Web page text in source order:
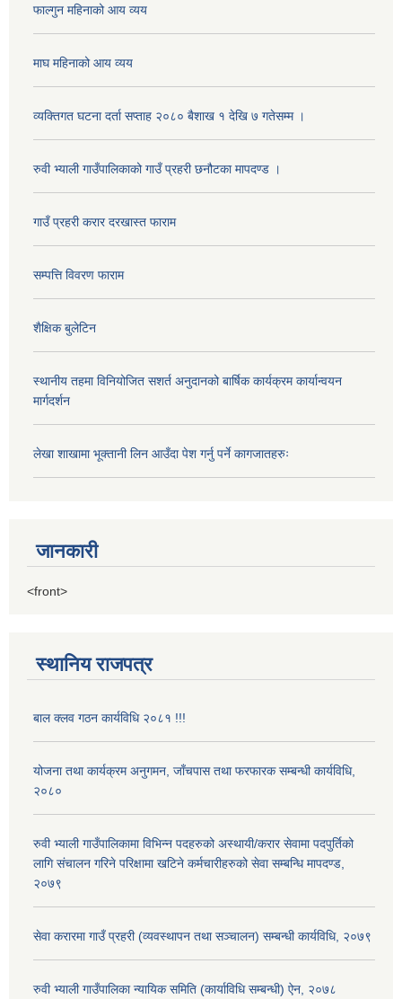
फाल्गुन महिनाको आय व्यय
माघ महिनाको आय व्यय
व्यक्तिगत घटना दर्ता सप्ताह २०८० बैशाख १ देखि ७ गतेसम्म ।
रुवी भ्याली गाउँपालिकाको गाउँ प्रहरी छनौटका मापदण्ड ।
गाउँ प्रहरी करार दरखास्त फाराम
सम्पत्ति विवरण फाराम
शैक्षिक बुलेटिन
स्थानीय तहमा विनियोजित सशर्त अनुदानको बार्षिक कार्यक्रम कार्यान्वयन
मार्गदर्शन
लेखा शाखामा भूक्तानी लिन आउँदा पेश गर्नु पर्ने कागजातहरुः
जानकारी
<front>
स्थानिय राजपत्र
बाल क्लव गठन कार्यविधि २०८१ !!!
योजना तथा कार्यक्रम अनुगमन, जाँचपास तथा फरफारक सम्बन्धी कार्यविधि,
२०८०
रुवी भ्याली गाउँपालिकामा विभिन्न पदहरुको अस्थायी/करार सेवामा पदपुर्तिको
लागि संचालन गरिने परिक्षामा खटिने कर्मचारीहरुको सेवा सम्बन्धि मापदण्ड,
२०७९
सेवा करारमा गाउँ प्रहरी (व्यवस्थापन तथा सञ्चालन) सम्बन्धी कार्यविधि, २०७९
रुवी भ्याली गाउँपालिका न्यायिक समिति (कार्याविधि सम्बन्धी) ऐन, २०७८